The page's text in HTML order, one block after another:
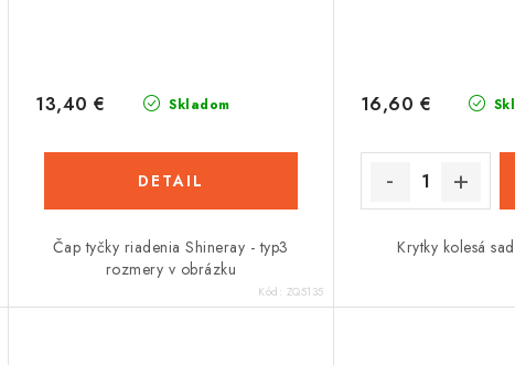
Skladom
13,40 €
DETAIL
Čap tyčky riadenia Shineray - typ3
rozmery v obrázku
Kód: ZQ5135
16,60 €
Krytky kolesá